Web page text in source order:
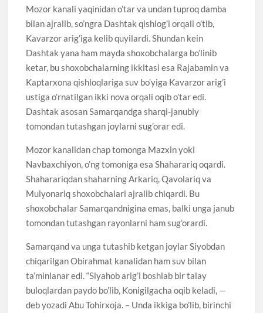
Mozor kanali yaqinidan o’tar va undan tuproq damba
bilan ajralib, so’ngra Dashtak qishlog’i orqali o’tib,
Kavarzor arig’iga kelib quyilardi. Shundan kein
Dashtak yana ham mayda shoxobchalarga bo’linib
ketar, bu shoxobchalarning ikkitasi esa Rajabamin va
Kaptarxona qishloqlariga suv bo’yiga Kavarzor arig’i
ustiga o’rnatilgan ikki nova orqali oqib o’tar edi.
Dashtak asosan Samarqandga sharqi-janubiy
tomondan tutashgan joylarni sug’orar edi.
Mozor kanalidan chap tomonga Mazxin yoki
Navbaxchiyon, o’ng tomoniga esa Shaharariq oqardi.
Shaharariqdan shaharning Arkariq, Qavolariq va
Mulyonariq shoxobchalari ajralib chiqardi. Bu
shoxobchalar Samarqandnigina emas, balki unga janub
tomondan tutashgan rayonlarni ham sug’orardi.
Samarqand va unga tutashib ketgan joylar Siyobdan
chiqarilgan Obirahmat kanalidan ham suv bilan
ta’minlanar edi. “Siyahob arig’i boshlab bir talay
buloqlardan paydo bo’lib, Konigilgacha oqib keladi, —
deb yozadi Abu Tohirxoja. – Unda ikkiga bo’lib, birinchi